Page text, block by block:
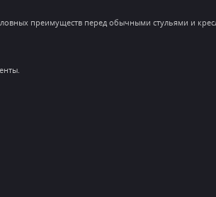
преимуществ перед обычными стульями и